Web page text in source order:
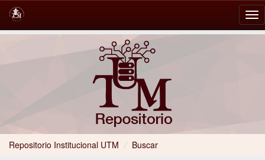
Repositorio Institucional UTM / Buscar